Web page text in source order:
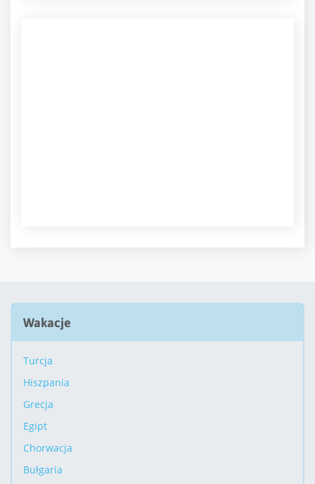
Wakacje
Turcja
Hiszpania
Grecja
Egipt
Chorwacja
Bułgaria